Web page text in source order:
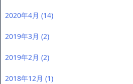
2020年4月 (14)
2019年3月 (2)
2019年2月 (2)
2018年12月 (1)